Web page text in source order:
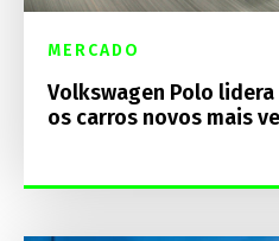
MERCADO
Volkswagen Polo
os carros novos mais